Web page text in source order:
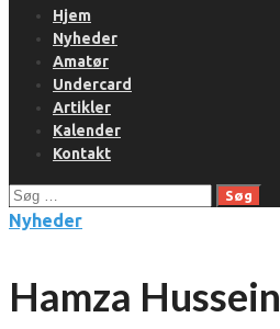
Hjem
Nyheder
Amatør
Undercard
Artikler
Kalender
Kontakt
Søg
efter:
Nyheder
Hamza Hussein